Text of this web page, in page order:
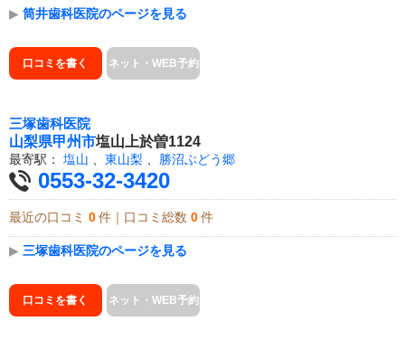
▶ 筒井歯科医院のページを見る
口コミを書く ネット・WEB予約
三塚歯科医院
山梨県甲州市塩山上於曽1124
最寄駅： 塩山 東山梨 勝沼ぶどう郷
0553-32-3420
最近の口コミ 0 件｜口コミ総数 0 件
▶ 三塚歯科医院のページを見る
口コミを書く ネット・WEB予約